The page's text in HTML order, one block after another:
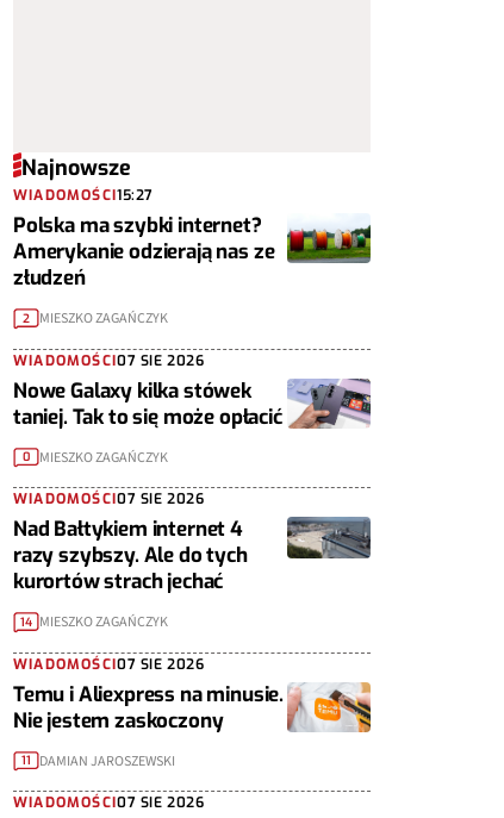
Najnowsze
WIADOMOŚCI15:27
Polska ma szybki internet?
Amerykanie odzierają nas ze
złudzeń
2 MIESZKO ZAGAŃCZYK
WIADOMOŚCI07 SIE 2026
Nowe Galaxy kilka stówek
taniej. Tak to się może opłacić
0 MIESZKO ZAGAŃCZYK
WIADOMOŚCI07 SIE 2026
Nad Bałtykiem internet 4
razy szybszy. Ale do tych
kurortów strach jechać
14 MIESZKO ZAGAŃCZYK
WIADOMOŚCI07 SIE 2026
Temu i Aliexpress na minusie.
Nie jestem zaskoczony
11 DAMIAN JAROSZEWSKI
WIADOMOŚCI07 SIE 2026